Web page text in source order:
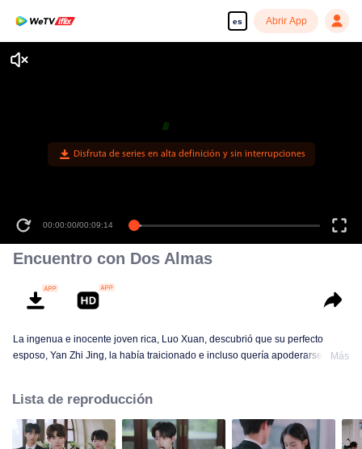
es Abrir App
Disfruta de series en alta definición y sin interrupciones
00:00:00/00:09:14
Encuentro con Dos Almas
La ingenua e inocente joven rica, Luo Xuan, descubrió que su perfecto
esposo, Yan Zhi Jing, la había traicionado e incluso quería apoderarse de la
Jing y su amante, Bai Jia Jia.
Más
Lista de reproducción